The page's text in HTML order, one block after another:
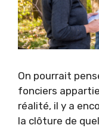
On pourrait
fonciers
réalité, il y a
la clôture de